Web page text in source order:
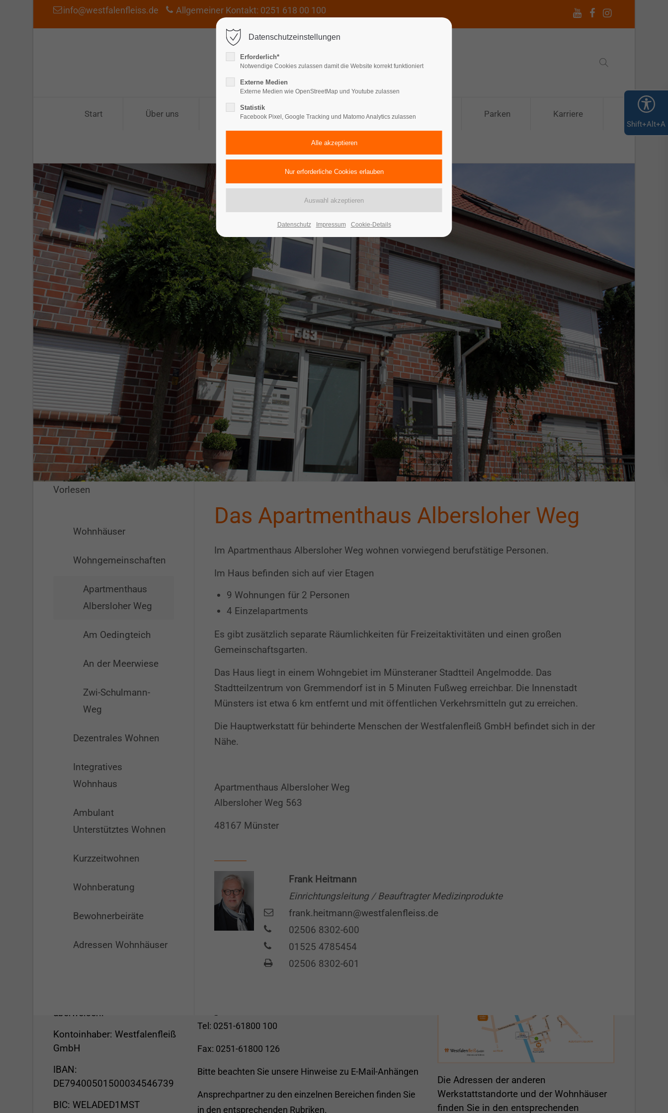
info@westfalenfleiss.de Allgemeiner Kontakt: 0251 618 00 100
Start Über uns Werkstätten Wohnen Gut Kinderhaus Parken Karriere
Tipps
Das Apartmenthaus Albersloher Weg
Im Apartmenthaus Albersloher Weg wohnen vor­wie­gend be­rufs­tätige Per­sonen.
Im Haus be­finden sich auf vier Etagen
9 Wohnungen für 2 Personen
4 Einzelapartments
Es gibt zusätzlich sepa­rate Räum­lich­keiten für Freizeit­aktivitäten und einen großen
Ge­mein­schafts­garten.
Das Haus liegt in einem Wohn­gebiet im Münsteraner Stad­tteil Angel­modde. Das
Stadt­teil­zen­trum von Grem­men­dorf ist in 5 Minuten Fuß­weg er­reich­bar. Die Innen­stadt
Münsters ist etwa 6 km ent­fernt und mit öffent­lichen Verkehrs­mitteln gut zu er­reichen.
Die Haupt­werk­statt für be­hin­derte Men­schen der West­falen­fleiß GmbH be­findet sich in der
Nähe.
Apartmenthaus Albersloher Weg
Albersloher Weg 563
48167 Münster
Frank Heitmann
Einrichtungsleitung / Beauftragter Medizinprodukte
frank.heitmann@westfalenfleiss.de
02506 8302-600
01525 4785454
02506 8302-601
Vorlesen
Wohnhäuser
Wohngemeinschaften
Apartmenthaus
Albersloher Weg
Am Oedingteich
An der Meerwiese
Zwi-Schulmann-
Weg
Dezentrales Wohnen
Integratives
Wohnhaus
Ambulant
Unterstütztes Wohnen
Kurzzeitwohnen
Wohnberatung
Bewohnerbeiräte
Adressen Wohnhäuser
zukommen lassen?
überweisen:
Kontoinhaber: Westfalenfleiß
GmbH
IBAN:
DE79400501500034546739
BIC: WELADED1MST
Kontaktdaten Hauptwerkstatt
und Verwaltung
Westfalenfleiß GmbH
Arbeiten und Wohnen
Tel: 0251-61800 100
Fax: 0251-61800 126
Bitte beachten Sie unsere Hinweise zu E-Mail-Anhängen
Ansprechpartner zu den einzelnen Bereichen finden Sie
in den entsprechenden Rubriken.
So finden Sie uns an
unserem Hauptstandort!
Die Adressen der anderen
Werkstattstandorte und der Wohnhäuser
finden Sie in den entsprechenden
Datenschutzeinstellungen
Erforderlich*
Notwendige Cookies zulassen damit die Website korrekt funktioniert
Externe Medien
Externe Medien wie OpenStreetMap und Youtube zulassen
Statistik
Facebook Pixel, Google Tracking und Matomo Analytics zulassen
Datenschutz Impressum Cookie-Details
Shift+Alt+A